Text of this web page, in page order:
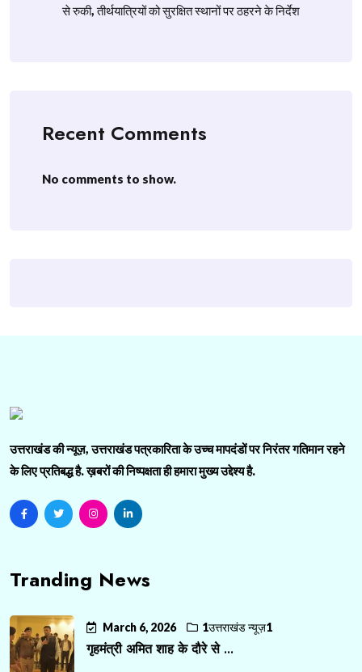
से रुकी, तीर्थयात्रियों को सुरक्षित स्थानों पर ठहरने के निर्देश
Recent Comments
No comments to show.
उत्तराखंड की न्यूज़, उत्तराखंड पत्रकारिता के उच्च मापदंडों पर निरंतर गतिमान रहने
के लिए प्रतिबद्ध है. ख़बरों की निष्पक्षता ही हमारा मुख्य उद्देश्य है.
Tranding News
March 6, 2026 1उत्तराखंड न्यूज़1
गृहमंत्री अमित शाह के दौरे से ...